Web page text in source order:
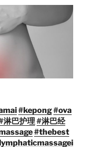
#kepong#ova
淋巴护理 #淋巴经
#thebest